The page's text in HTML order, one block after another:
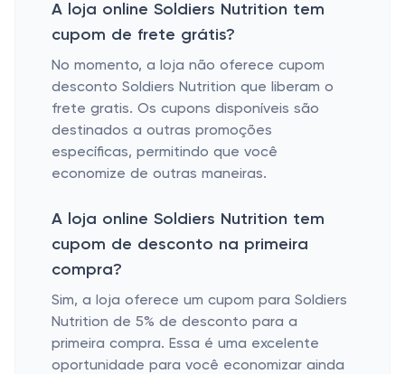
A loja online Soldiers Nutrition tem
cupom de frete grátis?
No momento, a loja não oferece cupom
desconto Soldiers Nutrition que liberam o
frete gratis. Os cupons disponíveis são
destinados a outras promoções
específicas, permitindo que você
economize de outras maneiras.
A loja online Soldiers Nutrition tem
cupom de desconto na primeira
compra?
Sim, a loja oferece um cupom para Soldiers
Nutrition de 5% de desconto para a
primeira compra. Essa é uma excelente
oportunidade para você economizar ainda